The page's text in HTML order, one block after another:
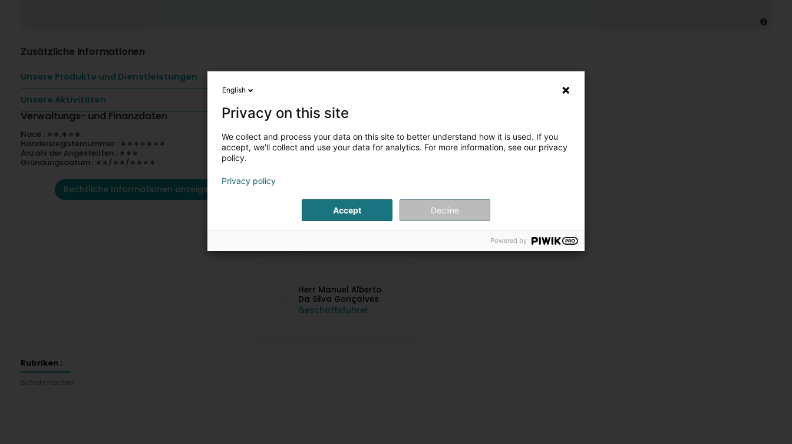
Zusätzliche Informationen
Unsere Produkte und Dienstleistungen
Unsere Aktivitäten
Verwaltungs- und Finanzdaten
Nace : ∗∗.∗∗∗
Handelsregisternummer : ∗∗∗∗∗∗∗
Anzahl der Angestellten : ∗∗∗
Gründungsdatum : ∗∗/∗∗/∗∗∗∗
Rechtliche Informationen anzeigen
Herr Manuel Alberto
Da Silva Gonçalves
Geschäftsführer
Rubriken :
Schuhmacher
English
Privacy on this site
We collect and process your data on this site to better understand how it is used. If you
accept, we'll collect and use your data for analytics. For more information, see our privacy
policy.
Privacy policy
Accept Decline
Powered by